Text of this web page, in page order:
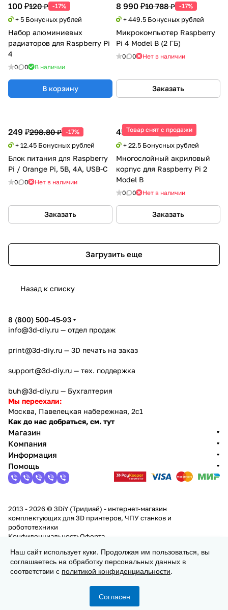
100 ₽120 ₽ -17%
+ 5 Бонусных рублей
Набор алюминиевых
радиаторов для Raspberry Pi
4
0 0 В наличии
В корзину
8 990 ₽10 788 ₽ -17%
+ 449.5 Бонусных рублей
Микрокомпьютер Raspberry
Pi 4 Model B (2 ГБ)
0 0 Нет в наличии
Заказать
249 ₽298.80 ₽ -17%
+ 12.45 Бонусных рублей
Блок питания для Raspberry
Pi / Orange Pi, 5В, 4А, USB-C
0 0 Нет в наличии
Заказать
Товар снят с продажи
450 ₽540 ₽ -17%
+ 22.5 Бонусных рублей
Многослойный акриловый
корпус для Raspberry Pi 2
Model B
0 0 Нет в наличии
Заказать
Загрузить еще
Назад к списку
Заказать
Корзина Избранные
8 (800) 500-45-93
info@3d-diy.ru — отдел продаж
print@3d-diy.ru — 3D печать на заказ
support@3d-diy.ru — тех. поддержка
buh@3d-diy.ru — Бухгалтерия
Мы переехали:
Москва, Павелецкая набережная, 2с1
Как до нас добраться, см. тут
Магазин
Компания
Информация
Помощь
2013 - 2026 © 3DiY (Тридиай) - интернет-магазин
комплектующих для 3D принтеров, ЧПУ станков и
робототехники
КонфиденциальностьОферта
Наш сайт использует куки. Продолжая им пользоваться, вы
соглашаетесь на обработку персональных данных в
соответствии с политикой конфиденциальности.
Согласен